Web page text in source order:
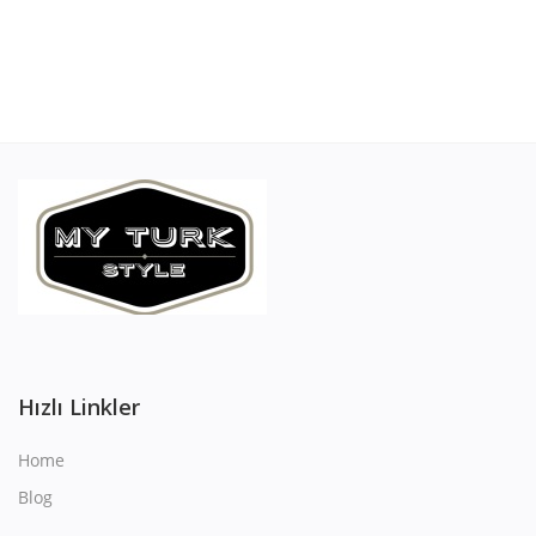
Location
Language
English Turkish
Hızlı Linkler
Home
Blog